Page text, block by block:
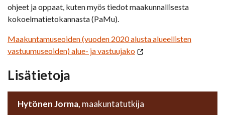
ohjeet ja oppaat, kuten myös tiedot maakunnallisesta
kokoelmatietokannasta (PaMu).
Maakuntamuseoiden (vuoden 2020 alusta alueellisten
vastuumuseoiden) alue- ja vastuujako
Lisätietoja
Hytönen Jorma, maakuntatutkija